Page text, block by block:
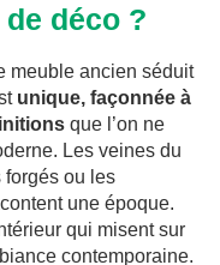
déco ?
meuble ancien séduit
unique, façonnée à
que l’on ne
Les veines du
forgés ou les
une époque.
qui misent sur
contemporaine.